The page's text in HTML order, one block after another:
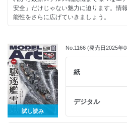
・Follow Your Heart：ふぁ ゆうり
・モデリングJASDF：秋山いさみ
・ナナニイスポットライト：はるさー
・模型をよりリアルにするための蘊蓄資
・長谷川迷人のプラモデルはやっぱり作
・北澤志朗のヤングタイマー・ガレージ：
・ワールドスケールモデラー：竹村典夫
【情 報】
・PHOTO REPORT：National
間航空祭ほか
【NEW KIT REVIEW】
・メルセデス･ベンツ 500 SEC タミヤ1/
・B-2A スピリット 戦略爆撃機 アカデミ
・F4H-1 ファントムⅡ プロトタイプ
太
・ゴジラ Re:イマジネーション 海洋堂
WORKS：atk-penpen
【連 載】
・祝10周年！ 艦船諸国漫遊記：鯨水庵八
・長谷川迷人のプラモデルはやっぱり作
安全」だけじゃない魅力に迫ります。情
能性をさらに広げていきましょう。
・モデルアートコラボカラーでF-35を塗
モンモデル1/48 ロッキード・マーティ
誠二
・「水性300番台」光沢カラーで塗るアク
モンモデル1/72 G.91R 軽戦闘爆撃機：
・水性メタリックカラーの進化を見る
バロム1/72 アブロ アンソン T.22 航空無
・永遠のスタンダードナンバー タミヤカ
トランド ライサンダー Mk.Ⅰ
試し読み
No.1166 (発売日2025年
紙
デジタル